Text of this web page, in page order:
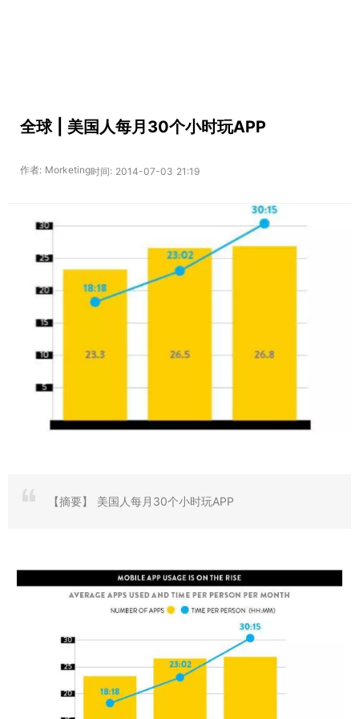
全球 | 美国人每月30个小时玩APP
作者: Morketing时间: 2014-07-03 21:19
【摘要】 美国人每月30个小时玩APP